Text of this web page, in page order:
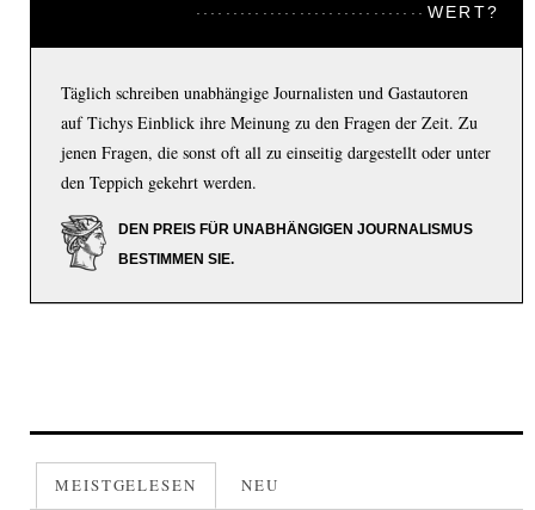
WERT?
Täglich schreiben unabhängige Journalisten und Gastautoren
auf Tichys Einblick ihre Meinung zu den Fragen der Zeit. Zu
jenen Fragen, die sonst oft all zu einseitig dargestellt oder unter
den Teppich gekehrt werden.
DEN PREIS FÜR UNABHÄNGIGEN JOURNALISMUS
BESTIMMEN SIE.
MEISTGELESEN NEU